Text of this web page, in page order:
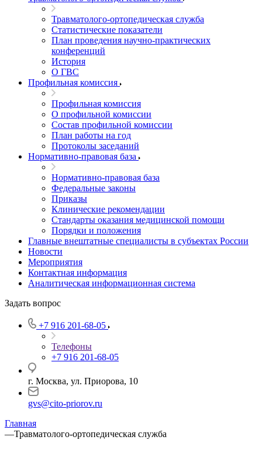
Травматолого-ортопедическая служба
Статистические показатели
План проведения научно-практических
конференций
История
О ГВС
Профильная комиссия
Профильная комиссия
О профильной комиссии
Состав профильной комиссии
План работы на год
Протоколы заседаний
Нормативно-правовая база
Нормативно-правовая база
Федеральные законы
Приказы
Клинические рекомендации
Стандарты оказания медицинской помощи
Порядки и положения
Главные внештатные специалисты в субъектах России
Новости
Мероприятия
Контактная информация
Аналитическая информационная система
Задать вопрос
+7 916 201-68-05
Телефоны
+7 916 201-68-05
г. Москва, ул. Приорова, 10
gvs@cito-priorov.ru
Главная
—Травматолого-ортопедическая служба